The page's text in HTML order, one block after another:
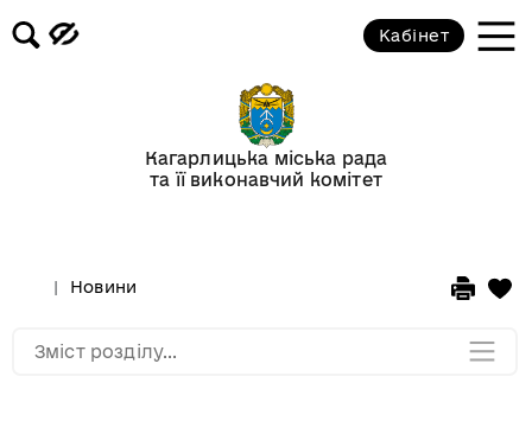
Кагарлицька міська рада
та її виконавчий комітет
Кабінет
Новини
Зміст розділу...